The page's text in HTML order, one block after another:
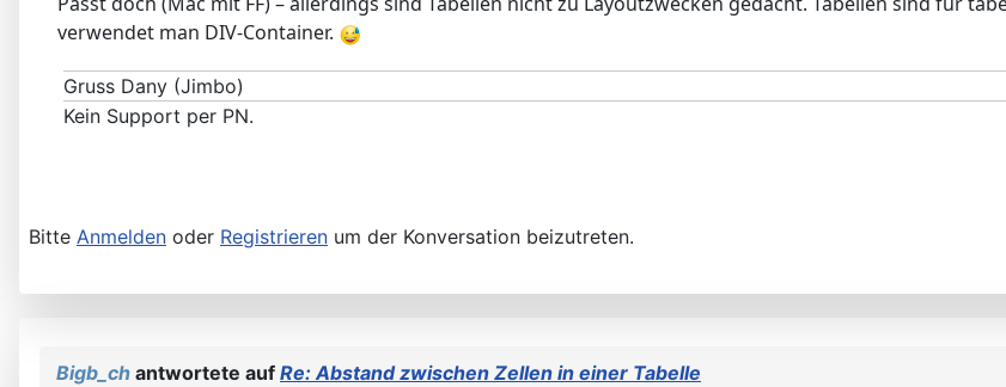
verwendet man DIV-Container.
Gruss Dany (Jimbo)
Kein Support per PN.
Bitte Anmelden oder Registrieren um der Konversation beizutreten.
Bigb_ch antwortete auf Re: Abstand zwischen Zellen in einer Tabelle